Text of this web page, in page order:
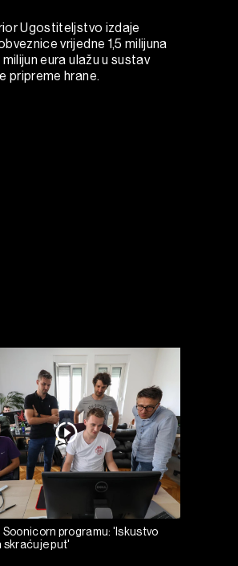
Ugostiteljstvo izdaje
vrijedne 1,5 milijuna
eura ulažu u sustav
pripreme hrane.
Soonicorn programu: 'Iskustvo
skraćuje put'